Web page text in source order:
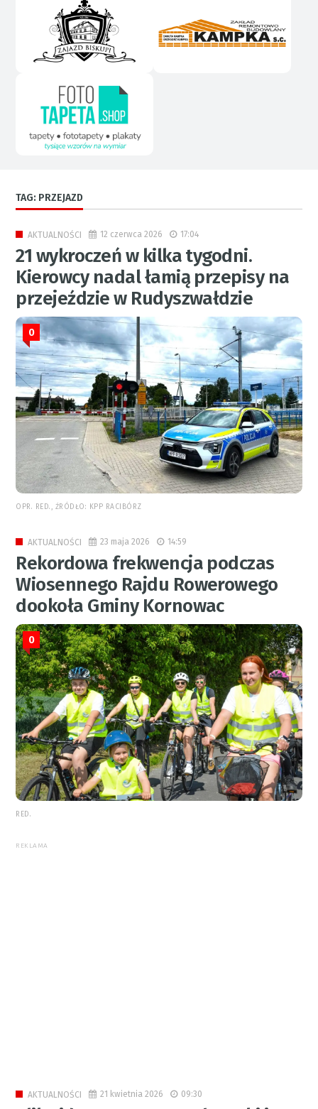
TAG: PRZEJAZD
AKTUALNOŚCI 12 czerwca 2026 17:04
21 wykroczeń w kilka tygodni.
Kierowcy nadal łamią przepisy na
przejeździe w Rudyszwałdzie
0
OPR. RED., ŹRÓDŁO: KPP RACIBÓRZ
AKTUALNOŚCI 23 maja 2026 14:59
Rekordowa frekwencja podczas
Wiosennego Rajdu Rowerowego
dookoła Gminy Kornowac
0
RED.
REKLAMA
AKTUALNOŚCI 21 kwietnia 2026 09:30